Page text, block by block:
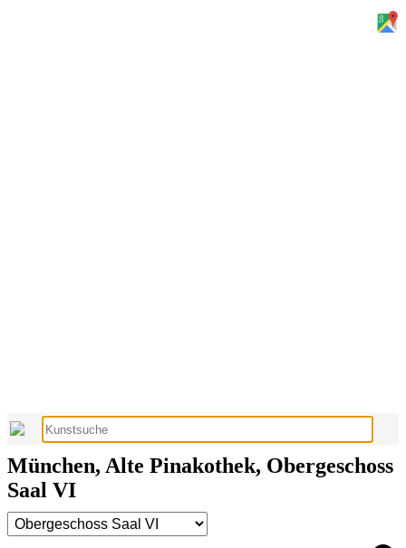
München, Alte Pinakothek, Obergeschoss
Saal VI